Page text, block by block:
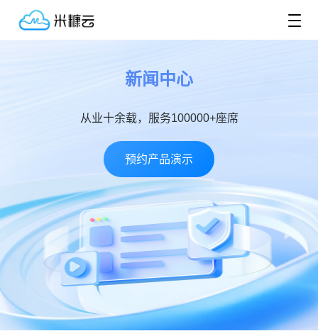
新闻中心
从业十余载，服务100000+座席
预约产品演示